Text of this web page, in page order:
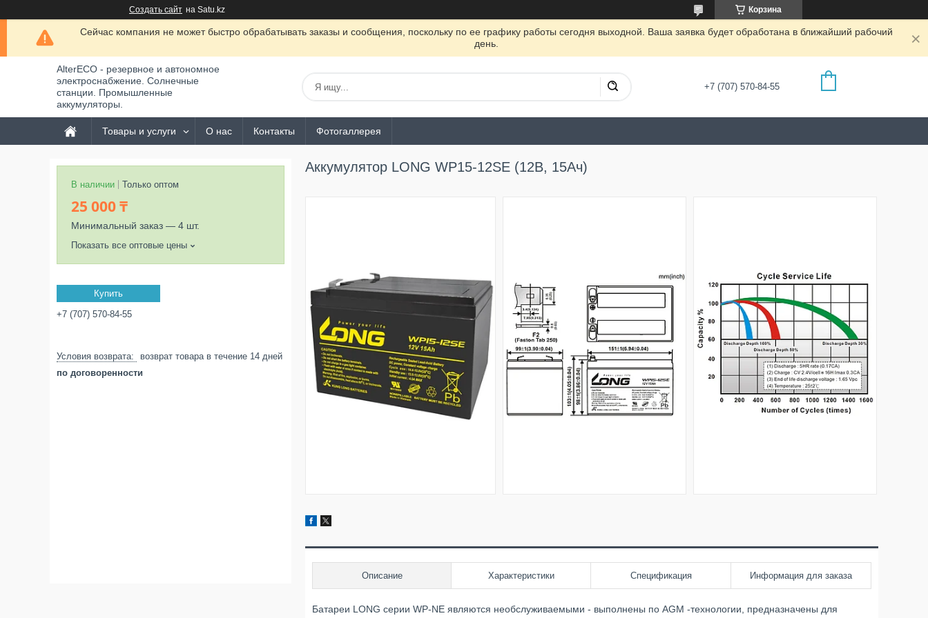
Создать сайт на Satu.kz Корзина
Сейчас компания не может быстро обрабатывать заказы и сообщения, поскольку по ее графику работы сегодня выходной. Ваша заявка будет обработана в ближайший рабочий
день.
AlterECO - резервное и автономное
электроснабжение. Солнечные
станции. Промышленные
аккумуляторы.
+7 (707) 570-84-55
Товары и услуги О нас Контакты Фотогаллерея
Аккумулятор LONG WP15-12SE (12В, 15Ач)
Описание Характеристики Спецификация Информация для заказа
Батареи LONG серии WP-NE являются необслуживаемыми - выполнены по AGM -технологии, предназначены для
В наличии Только оптом
25 000 ₸
Минимальный заказ — 4 шт.
Показать все оптовые цены
Купить
+7 (707) 570-84-55
возврат товара в течение 14 дней
по договоренности